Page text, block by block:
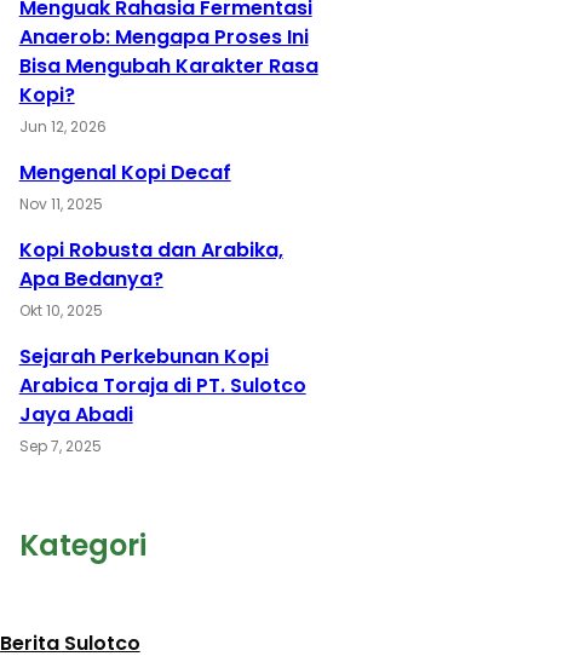
Menguak Rahasia Fermentasi
Anaerob: Mengapa Proses Ini
Bisa Mengubah Karakter Rasa
Kopi?
Jun 12, 2026
Mengenal Kopi Decaf
Nov 11, 2025
Kopi Robusta dan Arabika,
Apa Bedanya?
Okt 10, 2025
Sejarah Perkebunan Kopi
Arabica Toraja di PT. Sulotco
Jaya Abadi
Sep 7, 2025
Kategori
Berita Sulotco